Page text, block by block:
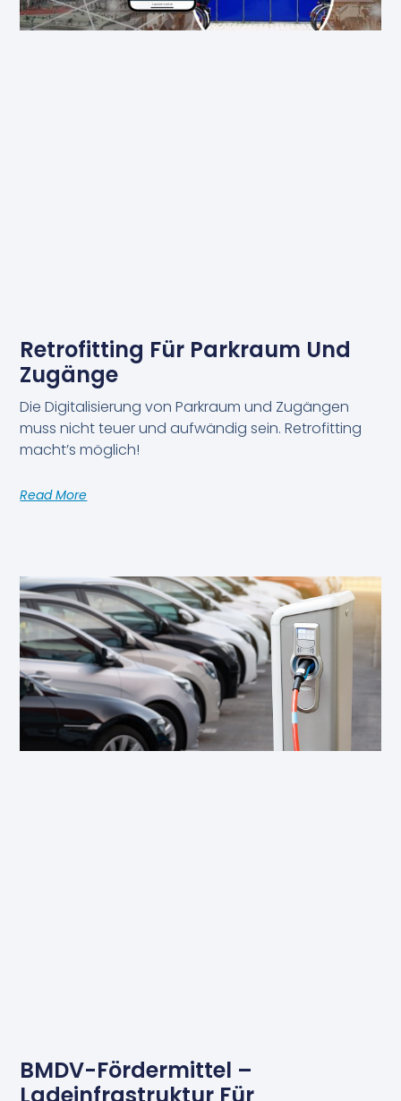
Retrofitting Für Parkraum Und
Zugänge
Die Digitalisierung von Parkraum und Zugängen
muss nicht teuer und aufwändig sein. Retrofitting
macht’s möglich!
Read More
BMDV-Fördermittel –
Ladeinfrastruktur Für